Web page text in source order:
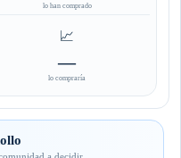
lo han comprado
📈
—
lo compraría